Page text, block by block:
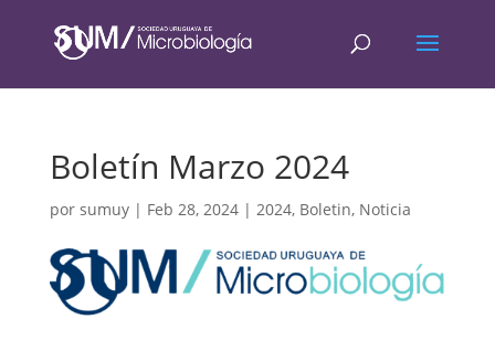
Boletín Marzo 2024
por sumuy| Feb 28, 2024| 2024, Boletin, Noticia